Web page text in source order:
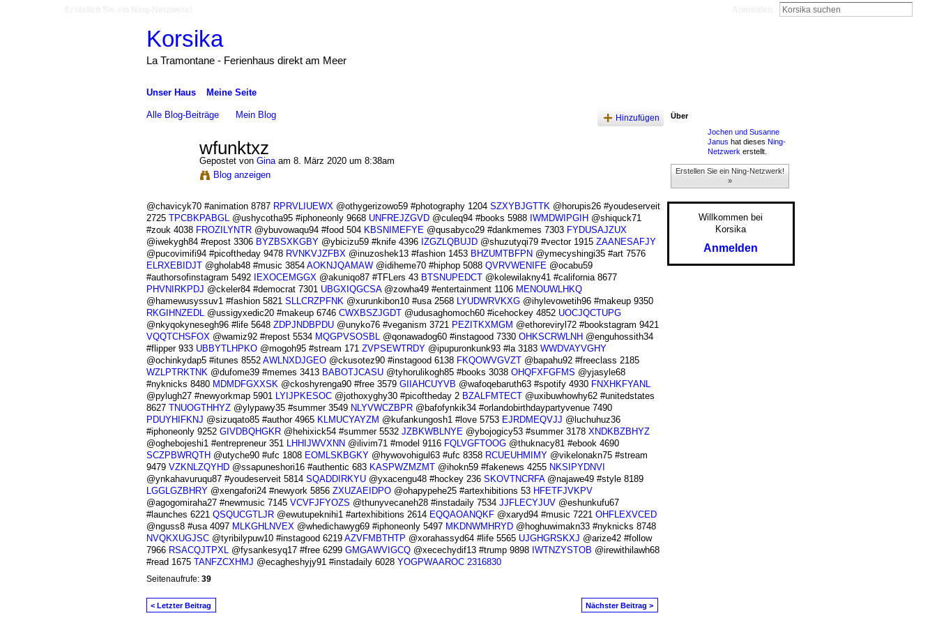
Korsika
La Tramontane - Ferienhaus direkt am Meer
Unser Haus Meine Seite
Alle Blog-Beiträge Mein Blog Hinzufügen
wfunktxz
Gepostet von Ginaam 8. März 2020 um 8:38am
Blog anzeigen
@chavicyk70 #animation 8787 RPRVLIUEWX@othygerizowo59 #photography 1204 SZXYBJGTTK@horupis26 #youdeserveit
2725 TPCBKPABGL@ushycotha95 #iphoneonly 9668 UNFREJZGVD@culeq94 #books 5988 IWMDWIPGIH @shiquck71
#zouk 4038 FROZILYNTR@ybuvowaqu94 #food 504 KBSNIMEFYE@qusabyco29 #dankmemes 7303 FYDUSAJZUX
@iwekygh84 #repost 3306 BYZBSXKGBY@ybicizu59 #knife 4396 IZGZLQBUJD@shuzutyqi79 #vector 1915 ZAANESAFJY
@pucovimifi94 #picoftheday 9478 RVNKVJZFBX@inuzoshek13 #fashion 1453 BHZUMTBFPN @ymecyshingi35 #art 7576
ELRXEBIDJT@gholab48 #music 3854 AOKNJQAMAW@idiheme70 #hiphop 5088 QVRVWENIFE@ocabu59
#authorsofinstagram 5492
IEXOCEMGGX@akuniqo87 #TFLers 43 BTSNUPEDCT@kolewilakny41 #california 8677
PHVNIRKPDJ @ckeler84 #democrat 7301 UBGXIQGCSA@zowha49 #entertainment 1106 MENOUWLHKQ
@hamewusyssuv1 #fashion 5821 SLLCRZPFNK@xurunkibon10 #usa 2568 LYUDWRVKXG@ihylevowetih96 #makeup 9350
RKGIHNZEDL@ussigyxedic20 #makeup 6746 CWXBSZJGDT@udusaghomoch60 #icehockey 4852 UOCJQCTUPG
@nkyqokynesegh96 #life 5648 ZDPJNDBPDU@unyko76 #veganism 3721 PEZITKXMGM @ethoreviryl72 #bookstagram 9421
VQQTCHSFOX@wamiz92 #repost 5534 MQGPVSOSBL@qonawadog60 #instagood 7330 OHKSCRWLNH @enguhossith34
#flipper 933 UBBYTLHPKO@mogoh95 #stream 171 ZVPSEWTRDY@ipupuronkunk93 #la 3183 WWDVAYVGHY
@ochinkydap5 #itunes 8552 AWLNXDJGEO@ckusotez90 #instagood 6138 FKQOWVGVZT@bapahu92 #freeclass 2185
WZLPTRKTNK@dufome39 #memes 3413 BABOTJCASU@tyhorulikogh85 #books 3038 OHQFXFGFMS @yjasyle68
#nyknicks 8480 MDMDFGXXSK@ckoshyrenga90 #free 3579 GIIAHCUYVB @wafoqebaruth63 #spotify 4930 FNXHKFYANL
@pylugh27 #newyorkmap 5901 LYIJPKESOC@jothoxyghy30 #picoftheday 2 BZALFMTECT@uxibuwhowhy62 #unitedstates
8627 TNUOGTHHYZ@ylypawy35 #summer 3549 NLYVWCZBPR@bafofynkik34 #orlandobirthdaypartyvenue 7490
PDUYHIFKNJ @sizuqato85 #author 4965 KLMUCYAYZM @kufankungosh1 #love 5753 EJRDMEQVJJ @luchuhuz36
#iphoneonly 9252 GIVDBQHGKR@hehixick54 #summer 5532 JZBKWBLNYE@ybojogicy53 #summer 3178 XNDKBZBHYZ
@oghebojeshi1 #entrepreneur 351 LHHIJWVXNN @ilivim71 #model 9116 FQLVGFTOOG@thuknacy81 #ebook 4690
SCZPBWRQTH @utyche90 #ufc 1808 EOMLSKBGKY@hywovohigul63 #ufc 8358 RCUEUHMIMY@vikelonakn75 #stream
9479 VZKNLZQYHD@ssapuneshori16 #authentic 683 KASPWZMZMT@ihokn59 #fakenews 4255 NKSIPYDNVI
@ynkahavuruqu87 #youdeserveit 5814 SQADDIRKYU@yxacengu48 #hockey 236 SKOVTNCRFA@najawe49 #style 8189
LGGLGZBHRY@xengafori24 #newyork 5856 ZXUZAEIDPO@ohapypehe25 #artexhibitions 53 HFETFJVKPV
@agogomiraha27 #newmusic 7145 VCVFJFYOZS @thunyvecaneh28 #instadaily 7534 JJFLECYJUV@eshunkufu67
#launches 6221 QSQUCGTLJR@ewutupeknihi1 #artexhibitions 2614 EQQAOANQKF@xaryd94 #music 7221 OHFLEXVCED
@nguss8 #usa 4097 MLKGHLNVEX@whedichawyg69 #iphoneonly 5497 MKDNWMHRYD@hoghuwimakn33 #nyknicks 8748
NVQKXUGJSC@tyribilypuw10 #instagood 6219 AZVFMBTHTP @xorahassyd64 #life 5565 UJGHGRSKXJ @arize42 #follow
7966 RSACQJTPXL@fysankesyq17 #free 6299 GMGAWVIGCQ@xecechydif13 #trump 9898 IWTNZYSTOB @irewithilawh68
#read 1675 TANFZCXHMJ @ecagheshyjy91 #instadaily 6028 YOGPWAAROC 2316830
Seitenaufrufe: 39
< Letzter Beitrag Nächster Beitrag >
Über
Jochen und Susanne
Janus hat dieses Ning-
Netzwerk erstellt.
Erstellen Sie ein Ning-Netzwerk!
»
Willkommen bei
Korsika
Anmelden